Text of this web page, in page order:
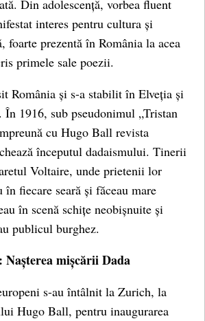
Din adolescență, vorbea fluent
interes pentru cultura și
foarte prezentă în România la acea
primele sale poezii.
România și s-a stabilit în Elveția și
1916, sub pseudonimul „Tristan
cu Hugo Ball revista
începutul dadaismului. Tinerii
Voltaire, unde prietenii lor
fiecare seară și făceau mare
în scenă schițe neobișnuite și
publicul burghez.
Nașterea mișcării Dada
s-au întâlnit la Zurich, la
Hugo Ball, pentru inaugurarea